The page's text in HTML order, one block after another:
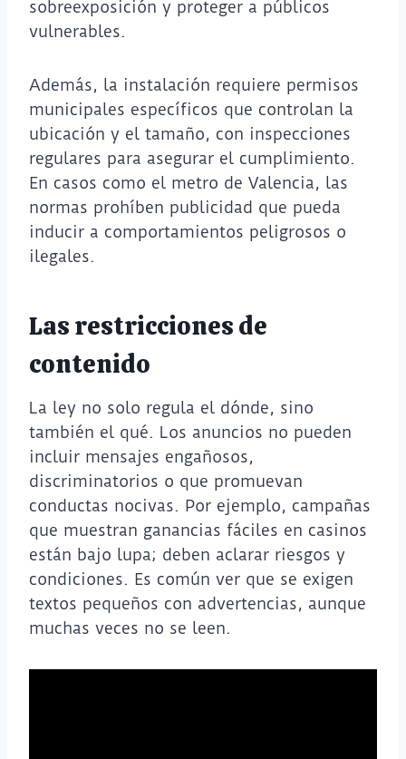
sobreexposición y proteger a públicos
vulnerables.
Además, la instalación requiere permisos
municipales específicos que controlan la
ubicación y el tamaño, con inspecciones
regulares para asegurar el cumplimiento.
En casos como el metro de Valencia, las
normas prohíben publicidad que pueda
inducir a comportamientos peligrosos o
ilegales.
Las restricciones de
contenido
La ley no solo regula el dónde, sino
también el qué. Los anuncios no pueden
incluir mensajes engañosos,
discriminatorios o que promuevan
conductas nocivas. Por ejemplo, campañas
que muestran ganancias fáciles en casinos
están bajo lupa; deben aclarar riesgos y
condiciones. Es común ver que se exigen
textos pequeños con advertencias, aunque
muchas veces no se leen.